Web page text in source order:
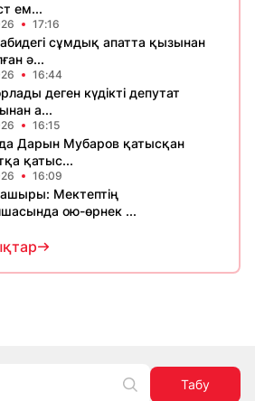
ем...
17:16
сұмдық апатта қызынан
ә...
16:44
деген күдікті депутат
а...
16:15
Дарын Мубаров қатысқан
қатыс...
16:09
Мектептің
ою-өрнек ...
Табу